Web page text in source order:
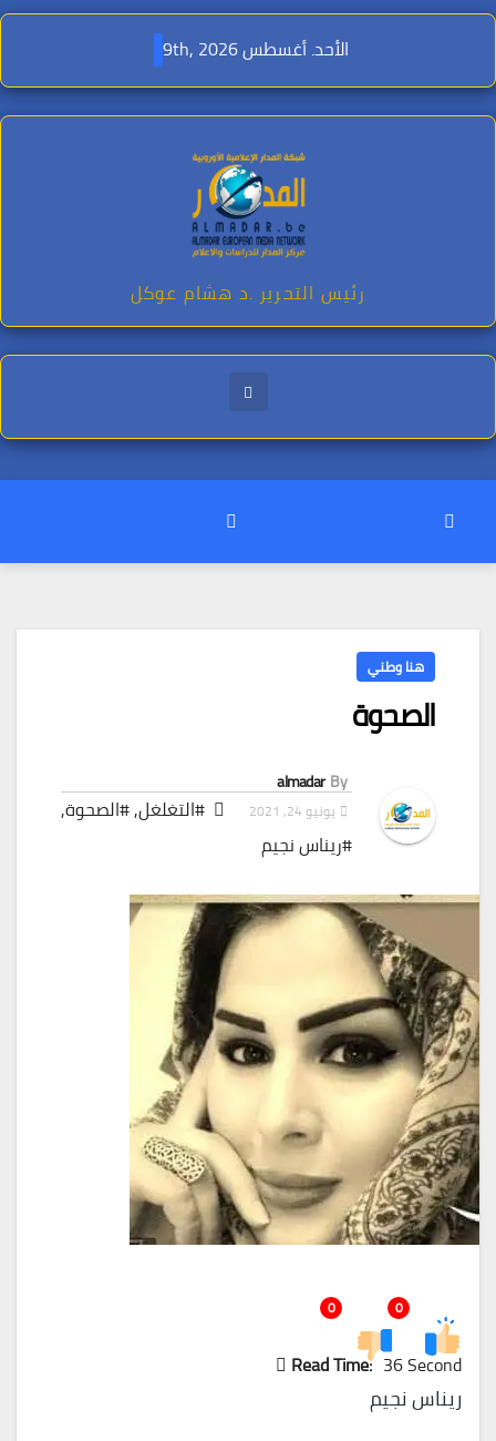
Skip
content
الأحد. أغسطس 9th, 2026
رئيس التحرير .د هشام عوكل
هنا وطني
الصحوة
By
almadar
يونيو 24, 2021 #التغلغل,#الصحوة,
#ريناس نجيم
0
0
Read Time: 36 Second
ريناس نجيم